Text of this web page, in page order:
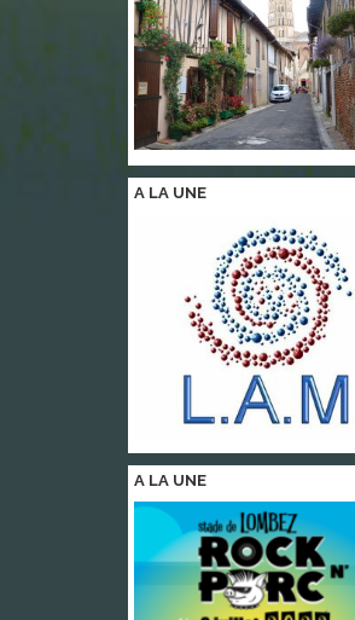
A LA UNE
A LA UNE